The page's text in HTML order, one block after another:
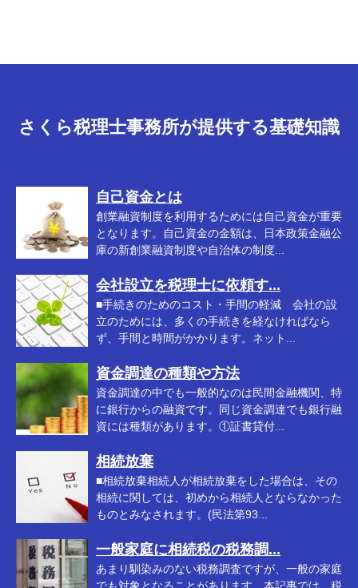
さくら税理士事務所が提供する基礎知識
自己資金とは
創業融資制度を利用するためには自己資金が重要
となります。自己資金の金額は、日本政策金融公
庫の新創業融資制度や自治体の制度...
会社設立を税理士に依頼す...
■手続きのためのコスト・手間の軽減 会社の設
立のためには、多くの手続きを経なければなら
ず、手間と時間がかかります。ネット...
資金調達の種類や方法
資金調達の中でも一般的なのは民間金融機関、特
に銀行からの融資です。同じ資金調達でも銀行融
資には種類があります。①証書貸付...
相続放棄
■相続放棄相続人が相続放棄をした場合は、その
相続に関しては、初めから相続人とならなかった
ものとみなされます。(民法第93...
一般家庭に相続税の税務調...
あまり馴染みのない税務調査ですが、一般の家庭